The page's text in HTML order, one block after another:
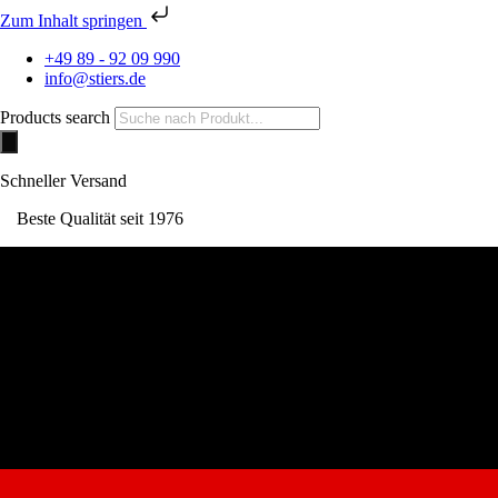
Zum Inhalt springen
+49 89 - 92 09 990
info@stiers.de
Products search
Schneller Versand
Beste Qualität seit 1976